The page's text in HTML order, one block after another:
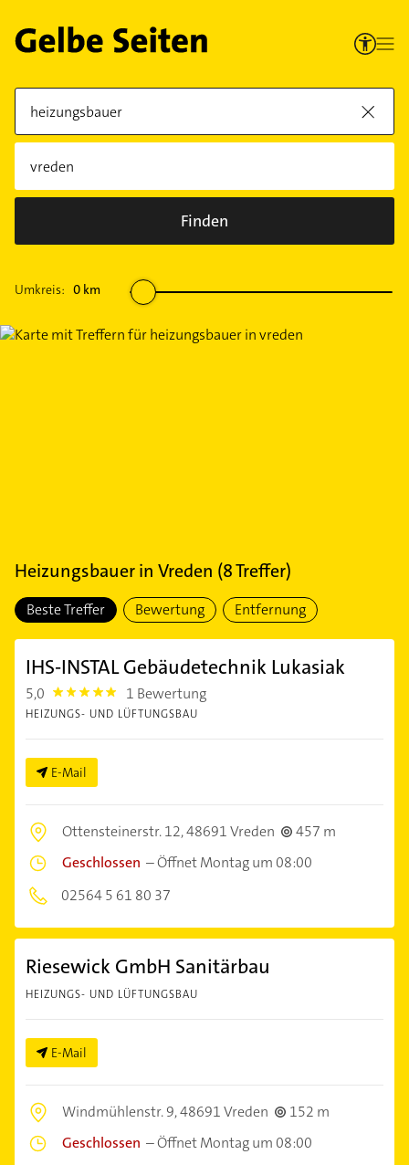
Finden
Umkreis: 0 km
Heizungsbauerin Vreden (8Treffer)
Beste Treffer Bewertung Entfernung
IHS-INSTAL Gebäudetechnik Lukasiak
5,0 5.0 1 Bewertung
HEIZUNGS- UND LÜFTUNGSBAU
E-Mail
Ottensteinerstr. 12,48691 Vreden
457 m
Geschlossen –Öffnet Montag um 08:00
02564 5 61 80 37
Riesewick GmbH Sanitärbau
HEIZUNGS- UND LÜFTUNGSBAU
E-Mail
Windmühlenstr. 9,48691 Vreden
152 m
Geschlossen –Öffnet Montag um 08:00